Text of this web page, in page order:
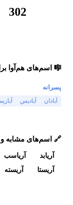
302
🎼 اسم‌های هم‌آوا
پسرانه
آبادان آبادیس
🔗 اسم‌های مشابه
آریابد آریاسب
آریستا
آریسته